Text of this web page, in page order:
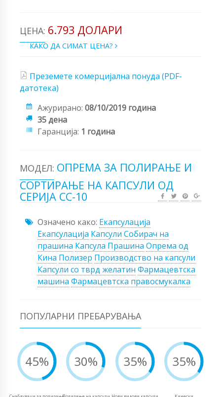
ЦЕНА: 6.793 ДОЛАРИ
КАКО ДА СИМАТ ЦЕНА?
Преземете комерцијална понуда (PDF-
датотека)
Ажурирано: 08/10/2019 година
35 дена
Гаранција: 1 година
МОДЕЛ: ОПРЕМА ЗА ПОЛИРАЊЕ И
СОРТИРАЊЕ НА КАПСУЛИ ОД
СЕРИЈА CC-10
Означено како: Екапсулација
Екапсулација Капсули Собирач на
прашина Капсула Прашина Опрема од
Кина Полизер Производство на капсули
Капсули со тврд желатин Фармацевтска
машина Фармацевтска правосмукалка
ПОПУЛАРНИ ПРЕБАРУВАЊА
45% 30% 35% 35%